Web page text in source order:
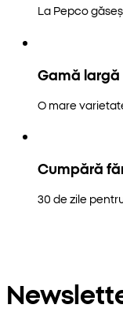
La Pepco
Gamă
O mare
Cumpără
30 de zile